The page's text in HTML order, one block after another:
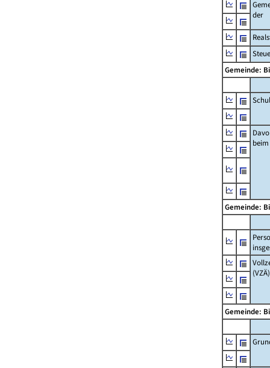
der
Gemeinde:
beim
Gemeinde:
(VZÄ)
Gemeinde: